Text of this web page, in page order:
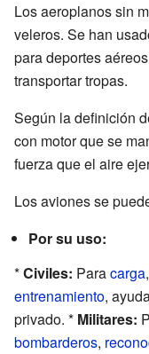
Los aeroplanos sin
veleros. Se han
para deportes
transportar tropas.
Según la definición
con motor que se
fuerza que el aire
Los aviones se
Por su uso:
*Civiles: Paracarga,
entrenamiento,
privado. * Militares:
bombarderos,